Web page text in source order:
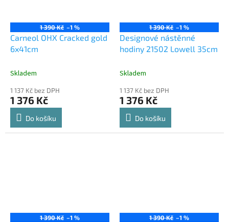
1 390 Kč –1 %
Carneol OHX Cracked gold
6x41cm
Skladem
1 137 Kč bez DPH
1 376 Kč
Do košíku
1 390 Kč –1 %
Designové nástěnné
hodiny 21502 Lowell 35cm
Skladem
1 137 Kč bez DPH
1 376 Kč
Do košíku
1 390 Kč –1 % 1 390 Kč –1 %